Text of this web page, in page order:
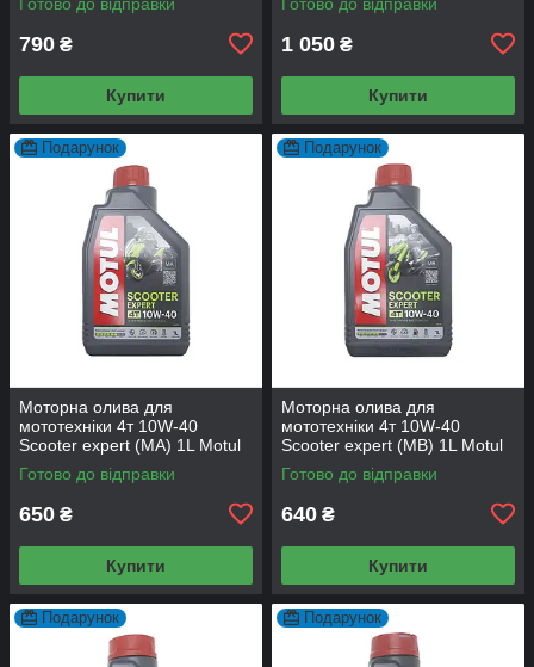
790 ₴
Купити
1 050 ₴
Купити
Подарунок
Моторна олива для
мототехніки 4т 10W-40
Scooter expert (MA) 1L Motul
Готово до відправки
650 ₴
Купити
Подарунок
Моторна олива для
мототехніки 4т 10W-40
Scooter expert (MB) 1L Motul
Готово до відправки
640 ₴
Купити
Подарунок Подарунок